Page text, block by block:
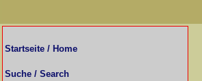
Startseite / Home
Suche / Search